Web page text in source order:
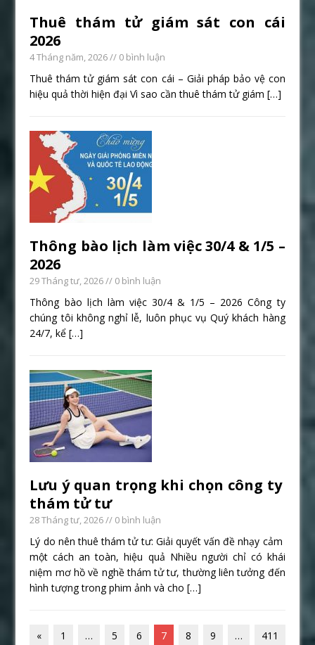
Thuê thám tử giám sát con cái
2026
4 Tháng năm, 2026// 0 bình luận
Thuê thám tử giám sát con cái – Giải pháp bảo vệ con
hiệu quả thời hiện đại Vì sao cần thuê thám tử giám[…]
Thông bào lịch làm việc 30/4 & 1/5 –
2026
29 Tháng tư, 2026// 0 bình luận
Thông bào lịch làm việc 30/4 & 1/5 – 2026 Công ty
chúng tôi không nghỉ lễ, luôn phục vụ Quý khách hàng
24/7, kể[…]
Lưu ý quan trọng khi chọn công ty
thám tử tư
28 Tháng tư, 2026// 0 bình luận
Lý do nên thuê thám tử tư: Giải quyết vấn đề nhạy cảm
một cách an toàn, hiệu quả Nhiều người chỉ có khái
niệm mơ hồ về nghề thám tử tư, thường liên tưởng đến
hình tượng trong phim ảnh và cho[…]
« 1 … 5 6 7 8 9 … 411